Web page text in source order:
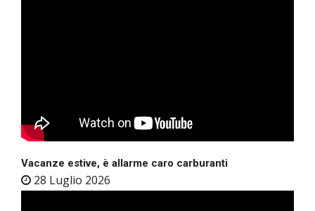
Vacanze estive, è allarme caro carburanti
28 Luglio 2026